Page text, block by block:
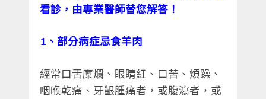
看診，由專業醫師替您解答！
1、部分病症忌食羊肉
經常口舌糜爛、眼睛紅、口苦、煩躁、
咽喉乾痛、牙齦腫痛者，或腹瀉者，或